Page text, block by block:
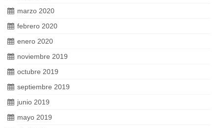
marzo 2020
febrero 2020
enero 2020
noviembre 2019
octubre 2019
septiembre 2019
junio 2019
mayo 2019